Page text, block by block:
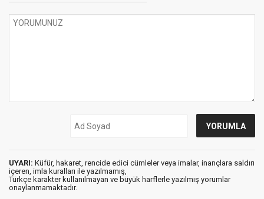
UYARI: Küfür, hakaret, rencide edici cümleler veya imalar, inançlara saldırı
içeren, imla kuralları ile yazılmamış,
Türkçe karakter kullanılmayan ve büyük harflerle yazılmış yorumlar
onaylanmamaktadır.